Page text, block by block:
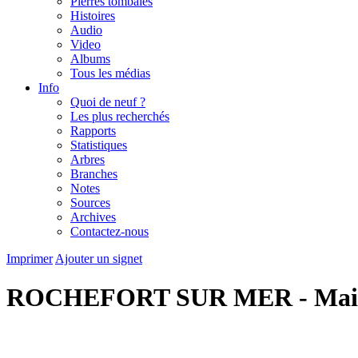
Histoires
Audio
Video
Albums
Tous les médias
Info
Quoi de neuf ?
Les plus recherchés
Rapports
Statistiques
Arbres
Branches
Notes
Sources
Archives
Contactez-nous
Imprimer Ajouter un signet
ROCHEFORT SUR MER -